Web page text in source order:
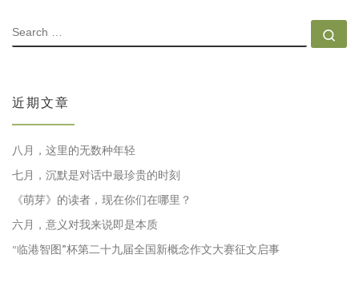
SEARCH
近期文章
八月，这里的无数种年轻
七月，沉默是对话中最珍贵的时刻
《萌芽》的读者，现在你们在哪里？
六月，意义对我来说即是本质
“临港智图”杯第二十九届全国新概念作文大赛征文启事